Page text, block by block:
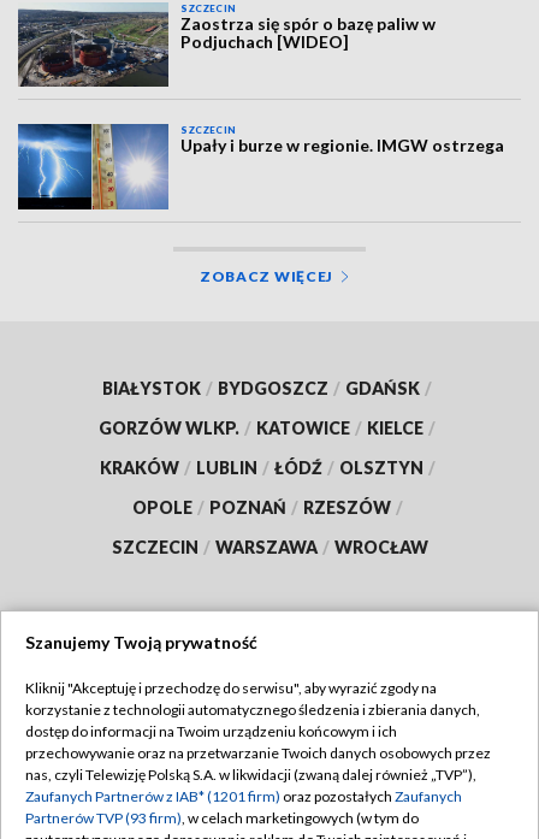
SZCZECIN
Zaostrza się spór o bazę paliw w
Podjuchach [WIDEO]
SZCZECIN
Upały i burze w regionie. IMGW ostrzega
ZOBACZ WIĘCEJ
BIAŁYSTOK / BYDGOSZCZ / GDAŃSK /
GORZÓW WLKP. / KATOWICE / KIELCE /
KRAKÓW / LUBLIN / ŁÓDŹ / OLSZTYN /
OPOLE / POZNAŃ / RZESZÓW /
SZCZECIN / WARSZAWA / WROCŁAW
TVP
Abonament TVP
Emisja w TVP
Centrum informacji TVP
Regulamin TVP
Polityka prywatności
Szanujemy Twoją prywatność
Kliknij "Akceptuję i przechodzę do serwisu", aby wyrazić zgody na
korzystanie z technologii automatycznego śledzenia i zbierania danych,
dostęp do informacji na Twoim urządzeniu końcowym i ich
przechowywanie oraz na przetwarzanie Twoich danych osobowych przez
nas, czyli Telewizję Polską S.A. w likwidacji (zwaną dalej również „TVP”),
Zaufanych Partnerów z IAB* (1201 firm) oraz pozostałych Zaufanych
Partnerów TVP (93 firm), w celach marketingowych (w tym do